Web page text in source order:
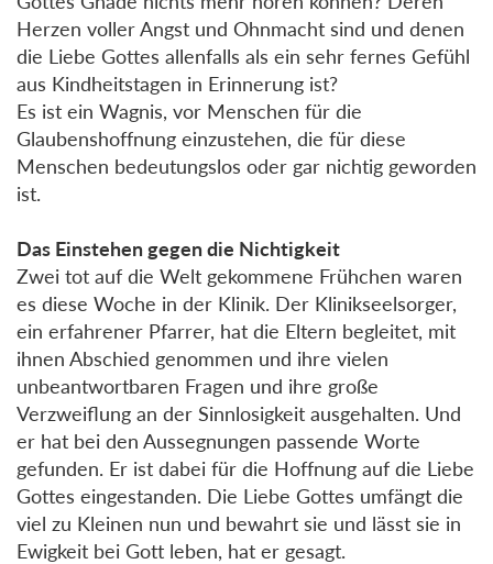
Herzen voller Angst und Ohnmacht sind und denen
die Liebe Gottes allenfalls als ein sehr fernes Gefühl
aus Kindheitstagen in Erinnerung ist?
Es ist ein Wagnis, vor Menschen für die
Glaubenshoffnung einzustehen, die für diese
Menschen bedeutungslos oder gar nichtig geworden
ist.
Das Einstehen gegen die Nichtigkeit
Zwei tot auf die Welt gekommene Frühchen waren
es diese Woche in der Klinik. Der Klinikseelsorger,
ein erfahrener Pfarrer, hat die Eltern begleitet, mit
ihnen Abschied genommen und ihre vielen
unbeantwortbaren Fragen und ihre große
Verzweiflung an der Sinnlosigkeit ausgehalten. Und
er hat bei den Aussegnungen passende Worte
gefunden. Er ist dabei für die Hoffnung auf die Liebe
Gottes eingestanden. Die Liebe Gottes umfängt die
viel zu Kleinen nun und bewahrt sie und lässt sie in
Ewigkeit bei Gott leben, hat er gesagt.